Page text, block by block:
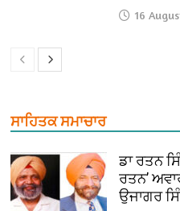
16
ਸਾਹਿਤਕ ਸਮਾਚਾਰ
ਡਾ ਰਤਨ
ਰਤਨ’
ਉਜਾਗਰ